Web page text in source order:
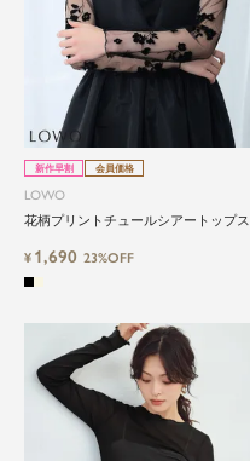
新作早割 会員価格
LOWO
花柄プリントチュールシアートップス
¥ 1,690 23%OFF